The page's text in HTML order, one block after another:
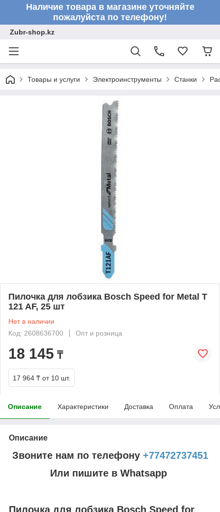
Наличие товара в магазине уточняйте
пожалуйста по телефону!
Zubr-shop.kz
Товары и услуги Электроинструменты Станки
Пилочка для лобзика Bosch Speed for Metal T
121 AF, 25 шт
Нет в наличии
Код: 2608636700
Опт и розница
18 145 ₸
17 964 ₸ от 10 шт.
Описание Характеристики Доставка Оплата
Описание
Звоните нам по телефону +77472737451
Или пишите в Whatsapp
Пилочка для лобзика Bosch Speed for